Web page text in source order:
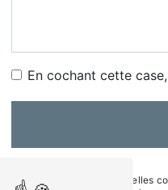
En cochant cette
** Les données personnelles